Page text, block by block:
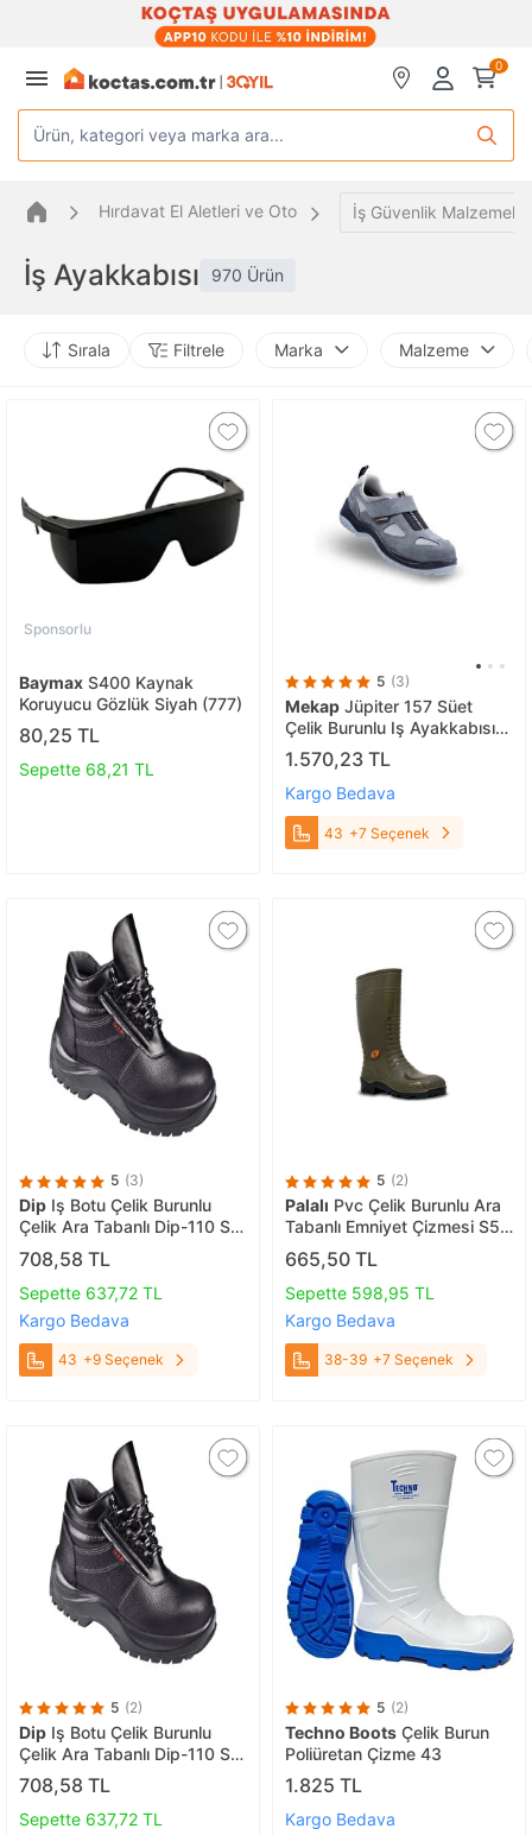
0
Ürün, kategori veya marka ara...
Hırdavat El Aletleri ve Oto İş Güvenlik
İş Ayakkabısı 970 Ürün
Sırala Filtrele Marka Malzeme
Sponsorlu
Baymax S400 Kaynak
Koruyucu Gözlük Siyah (777)
80,25 TL
Sepette 68,21 TL
5 (3)
Mekap Jüpiter 157 Süet
Çelik Burunlu Iş Ayakkabısı
43
1.570,23 TL
Kargo Bedava
43 +7 Seçenek
5 (3)
Dip Iş Botu Çelik Burunlu
Çelik Ara Tabanlı Dip-110 S3
Çivi Batmaz 43
708,58 TL
Sepette 637,72 TL
Kargo Bedava
43 +9 Seçenek
5 (2)
Palalı Pvc Çelik Burunlu Ara
Tabanlı Emniyet Çizmesi S5
38-39
665,50 TL
Sepette 598,95 TL
Kargo Bedava
38-39 +7 Seçenek
5 (2)
Dip Iş Botu Çelik Burunlu
Çelik Ara Tabanlı Dip-110 S3
Çivi Batmaz 39
708,58 TL
Sepette 637,72 TL
5 (2)
Techno Boots Çelik Burun
Poliüretan Çizme 43
1.825 TL
Kargo Bedava